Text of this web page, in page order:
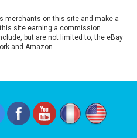
merchants on this site and make a
site earning a commission.
but are not limited to, the eBay
and Amazon.